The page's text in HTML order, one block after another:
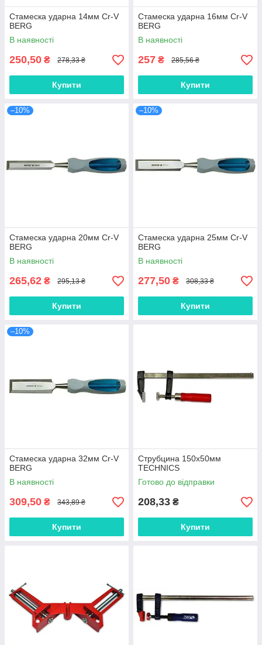
Стамеска ударна 14мм Cr-V
BERG
В наявності
250,50 ₴ 278,33 ₴
Купити
Стамеска ударна 16мм Cr-V
BERG
В наявності
257 ₴ 285,56 ₴
Купити
–10%
Стамеска ударна 20мм Cr-V
BERG
В наявності
265,62 ₴ 295,13 ₴
Купити
–10%
Стамеска ударна 25мм Cr-V
BERG
В наявності
277,50 ₴ 308,33 ₴
Купити
–10%
Стамеска ударна 32мм Cr-V
BERG
В наявності
309,50 ₴ 343,89 ₴
Купити
Струбцина 150х50мм
TECHNICS
Готово до відправки
208,33 ₴
Купити